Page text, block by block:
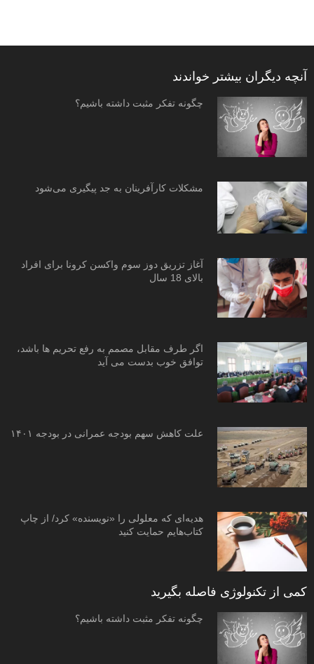
آنچه دیگران بیشتر خواندند
چگونه تفکر مثبت داشته باشیم؟
مشکلات کارآفرینان به جد پیگیری می‌شود
آغاز تزریق دوز سوم واکسن کرونا برای افراد
بالای 18 سال
اگر طرف مقابل مصمم به رفع تحریم ها باشد،
توافق خوب بدست می آید
علت کاهش سهم بودجه عمرانی در بودجه ۱۴۰۱
هدیه‌ای که معلولی را «نویسنده» کرد/ از چاپ
کتاب‌هایم حمایت کنید
کمی از تکنولوژی فاصله بگیرید
چگونه تفکر مثبت داشته باشیم؟